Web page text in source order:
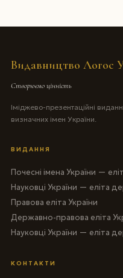
Видавництво Логос
Створюємо цінність
Іміджево-презентаційні
визначних імен України.
ВИДАННЯ
Почесні імена України —
Науковці України — еліта
Правова еліта України
Державно-правова еліта
Науковці України — еліта
КОНТАКТИ